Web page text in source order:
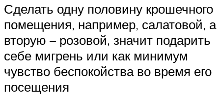
Сделать одну половину крошечного
помещения, например, салатовой, а
вторую – розовой, значит подарить
себе мигрень или как минимум
чувство беспокойства во время его
посещения